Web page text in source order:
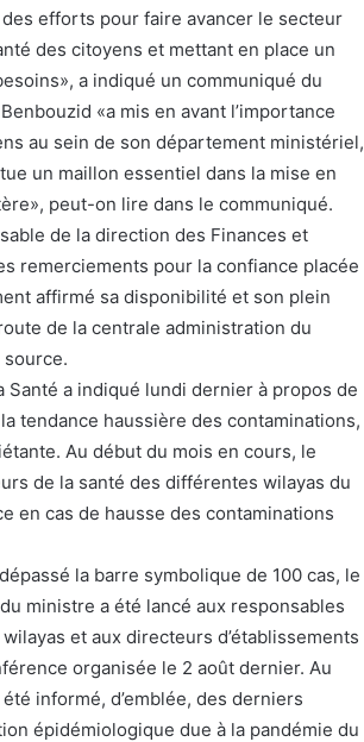
efforts pour faire avancer le secteur
des citoyens et mettant en place un
a indiqué un communiqué du
«a mis en avant l’importance
au sein de son département ministériel,
un maillon essentiel dans la mise en
peut-on lire dans le communiqué.
de la direction des Finances et
remerciements pour la confiance placée
affirmé sa disponibilité et son plein
de la centrale administration du
source.
a indiqué lundi dernier à propos de
tendance haussière des contaminations,
Au début du mois en cours, le
de la santé des différentes wilayas du
en cas de hausse des contaminations
la barre symbolique de 100 cas, le
ministre a été lancé aux responsables
et aux directeurs d’établissements
organisée le 2 août dernier. Au
informé, d’emblée, des derniers
épidémiologique due à la pandémie du